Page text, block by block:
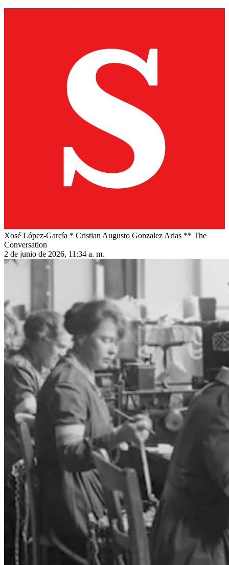
Xosé López-García * Cristian Augusto Gonzalez Arias ** The
Conversation
2 de junio de 2026, 11:34 a. m.